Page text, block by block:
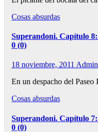
Cosas absurdas
Superandoni. Capítulo
0 (0)
18 noviembre, 2011 Admin
En un despacho del
Cosas absurdas
Superandoni. Capítulo
0 (0)